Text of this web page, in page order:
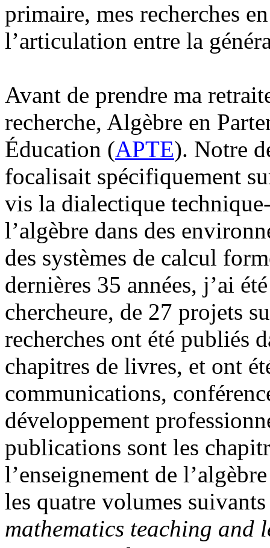
primaire, mes recherches
l’articulation entre la
Avant de prendre ma
recherche, Algèbre en
Éducation (APTE). Notre
focalisait spécifiquement
vis la dialectique
l’algèbre dans des
des systèmes de calcul
dernières 35 années, j’ai
chercheure, de 27 projets
recherches ont été publiés
chapitres de livres, et ont
communications,
développement
publications sont les
l’enseignement de
les quatre volumes
mathematics teaching and